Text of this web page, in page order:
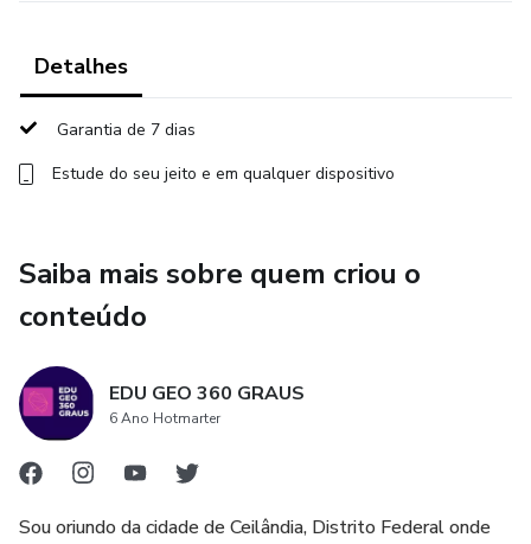
8° Ano
COMPRE AGORA O MELHOR MATERIAL DO BRASIL!
TUDO EM WORD EDITÁVEL.
Detalhes
Garantia de 7 dias
Estude do seu jeito e em qualquer dispositivo
Saiba mais sobre quem criou o
conteúdo
EDU GEO 360 GRAUS
6 Ano Hotmarter
Sou oriundo da cidade de Ceilândia, Distrito Federal onde